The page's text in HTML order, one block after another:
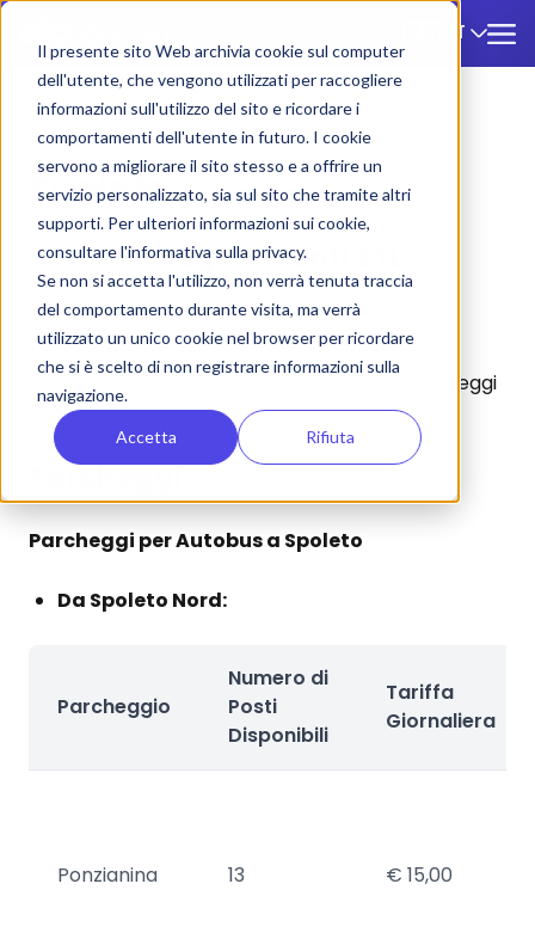
Il presente sito Web archivia cookie sul computer
dell'utente, che vengono utilizzati per raccogliere
informazioni sull'utilizzo del sito e ricordare i
comportamenti dell'utente in futuro. I cookie
servono a migliorare il sito stesso e a offrire un
servizio personalizzato, sia sul sito che tramite altri
supporti. Per ulteriori informazioni sui cookie,
consultare l'informativa sulla privacy.
Se non si accetta l'utilizzo, non verrà tenuta traccia
del comportamento durante visita, ma verrà
utilizzato un unico cookie nel browser per ricordare
che si è scelto di non registrare informazioni sulla
navigazione.
Accetta Rifiuta
IT
Spoleto
Spoleto
Tariffe e Regolamenti ZTL
Gli autobus non possono entrare nelle zone a
traffico limitato (ZTL) di Spoleto. È necessario
effettuare lo scarico dei passeggeri nei parcheggi
indicati.
Parcheggi
Parcheggi per Autobus a Spoleto
Da Spoleto Nord:
Parcheggio
Numero di
Posti
Disponibili
Tariffa
Giornaliera
Ponzianina 13 € 15,00